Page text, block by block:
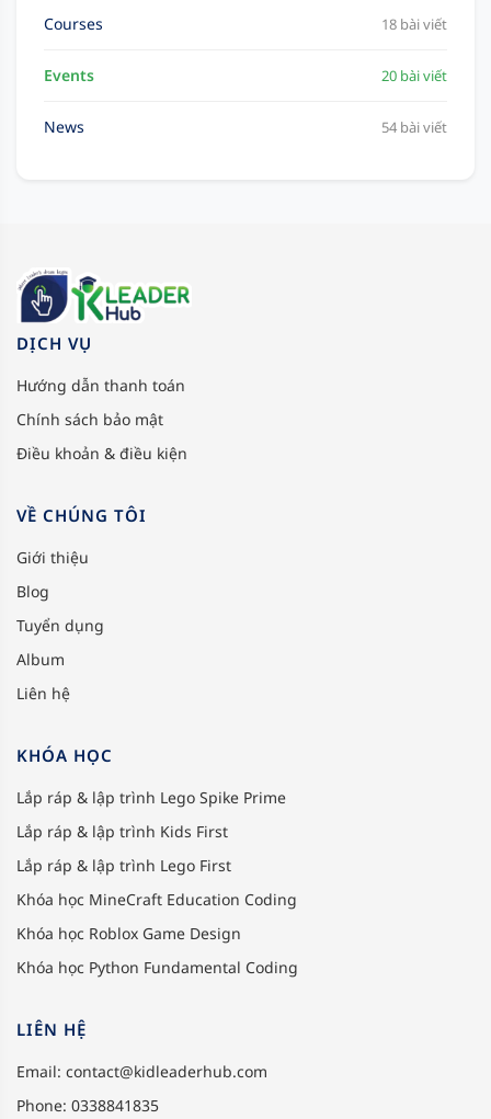
Courses 18 bài viết
Events 20 bài viết
News 54 bài viết
DỊCH VỤ
Hướng dẫn thanh toán
Chính sách bảo mật
Điều khoản & điều kiện
VỀ CHÚNG TÔI
Giới thiệu
Blog
Tuyển dụng
Album
Liên hệ
KHÓA HỌC
Lắp ráp & lập trình Lego Spike Prime
Lắp ráp & lập trình Kids First
Lắp ráp & lập trình Lego First
Khóa học MineCraft Education Coding
Khóa học Roblox Game Design
Khóa học Python Fundamental Coding
LIÊN HỆ
Email: contact@kidleaderhub.com
Phone: 0338841835